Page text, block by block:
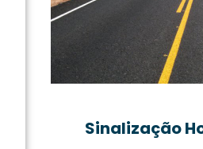
Sinalização